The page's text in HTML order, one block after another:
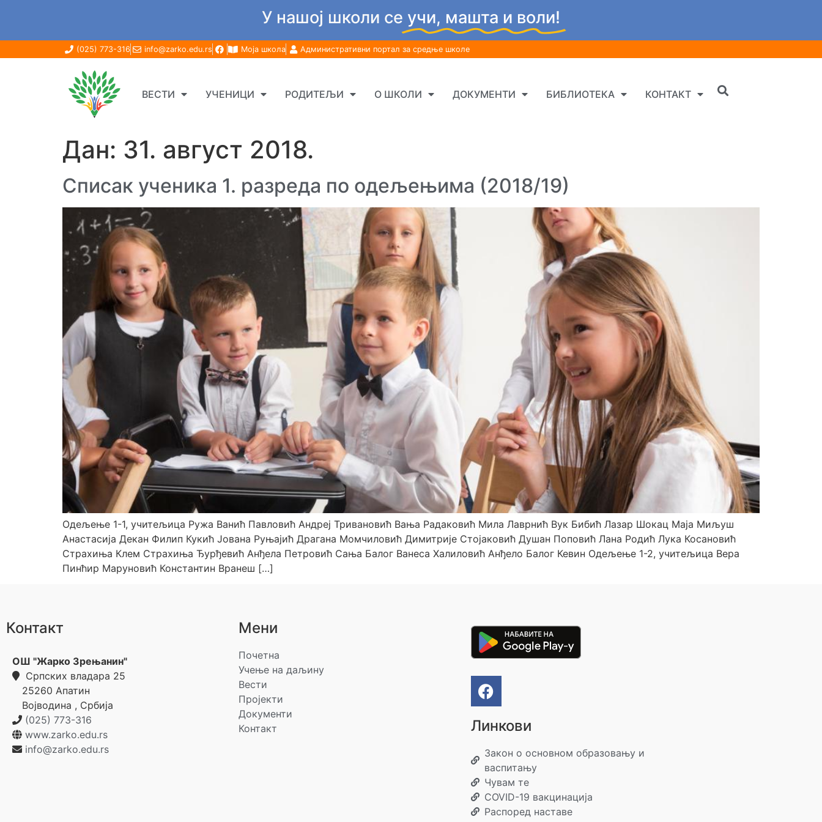
У нашој школи се учи, машта и воли!
(025) 773-316 info@zarko.edu.rs Моја школа Административни портал за средње школе
ВЕСТИ УЧЕНИЦИ РОДИТЕЉИ О ШКОЛИ ДОКУМЕНТИ БИБЛИОТЕКА КОНТАКТ
Дан: 31. август 2018.
Списак ученика 1. разреда по одељењима (2018/19)
Одељење 1-1, учитељица Ружа Ванић Павловић Андреј Тривановић Вања Радаковић Мила Лаврнић Вук Бибић Лазар Шокац Маја Миљуш
Анастасија Декан Филип Кукић Јована Руњајић Драгана Момчиловић Димитрије Стојаковић Душан Поповић Лана Родић Лука Косановић
Страхиња Клем Страхиња Ђурђевић Анђела Петровић Сања Балог Ванеса Халиловић Анђело Балог Кевин Одељење 1-2, учитељица Вера
Пинћир Маруновић Константин Вранеш […]
Контакт
ОШ "Жарко Зрењанин"
Српских владара 25
25260 Апатин
Војводина , Србија
(025) 773-316
www.zarko.edu.rs
info@zarko.edu.rs
Мени
Почетна
Учење на даљину
Вести
Пројекти
Документи
Контакт
Линкови
Закон о основном образовању и
васпитању
Чувам те
COVID-19 вакцинација
Распоред наставе